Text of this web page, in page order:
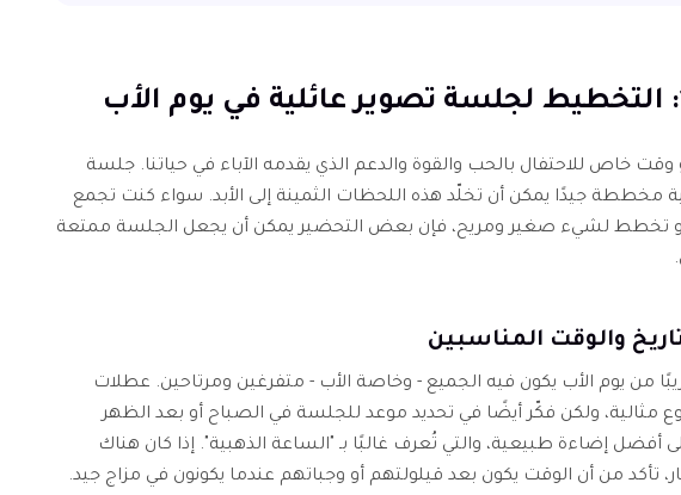
وقت خاص للاحتفال بالحب والقوة والدعم الذي يقدمه الآباء في حياتنا. جلسة
مخططة جيدًا يمكن أن تخلّد هذه اللحظات الثمينة إلى الأبد. سواء كنت تجمع
أو تخطط لشيء صغير ومريح، فإن بعض التحضير يمكن أن يجعل الجلسة ممتعة
والوقت المناسبين
من يوم الأب يكون فيه الجميع - وخاصة الأب - متفرغين ومرتاحين. عطلات
مثالية، ولكن فكّر أيضًا في تحديد موعد للجلسة في الصباح أو بعد الظهر
أفضل إضاءة طبيعية، والتي تُعرف غالبًا بـ "الساعة الذهبية". إذا كان هناك
تأكد من أن الوقت يكون بعد قيلولتهم أو وجباتهم عندما يكونون في مزاج جيد.